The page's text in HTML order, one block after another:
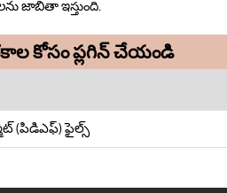
జాబితా ఇస్తుంది.
కోసం ప్లగిన్ చేయండి
(పి‌డి‌ఎఫ్) ఫైల్స్